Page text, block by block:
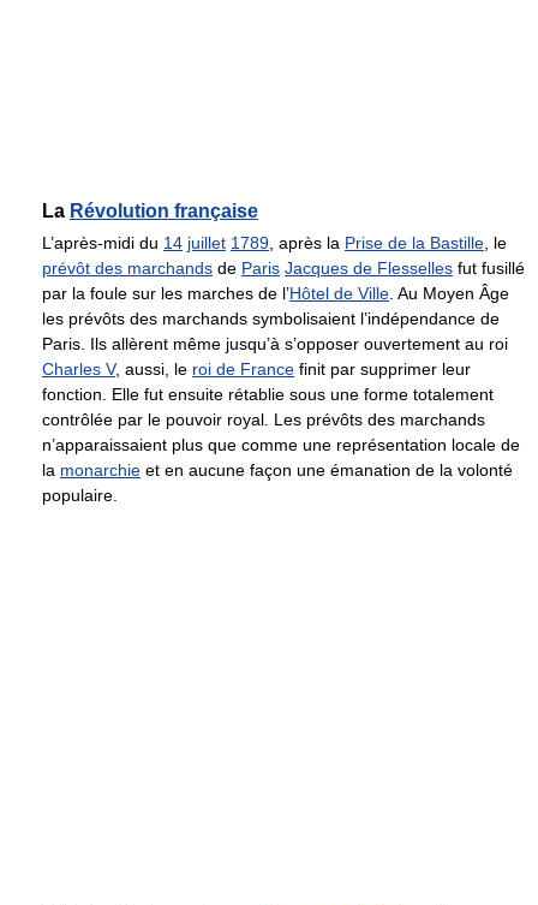
La Révolution française
L’après-midi du 14 juillet 1789 , après la Prise de la Bastille , le
prévôt des marchands de Paris Jacques de Flesselles fut fusillé
par la foule sur les marches de l’Hôtel de Ville . Au Moyen Âge
les prévôts des marchands symbolisaient l’indépendance de
Paris. Ils allèrent même jusqu’à s’opposer ouvertement au roi
Charles V, aussi, le roi de France finit par supprimer leur
fonction. Elle fut ensuite rétablie sous une forme totalement
contrôlée par le pouvoir royal. Les prévôts des marchands
n’apparaissaient plus que comme une représentation locale de
la monarchie et en aucune façon une émanation de la volonté
populaire.